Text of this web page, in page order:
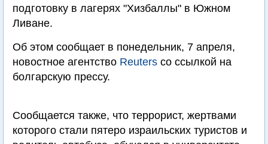
подготовку в лагерях "Хизбаллы" в Южном
Ливане.
Об этом сообщает в понедельник, 7 апреля,
новостное агентство Reuters со ссылкой на
болгарскую прессу.